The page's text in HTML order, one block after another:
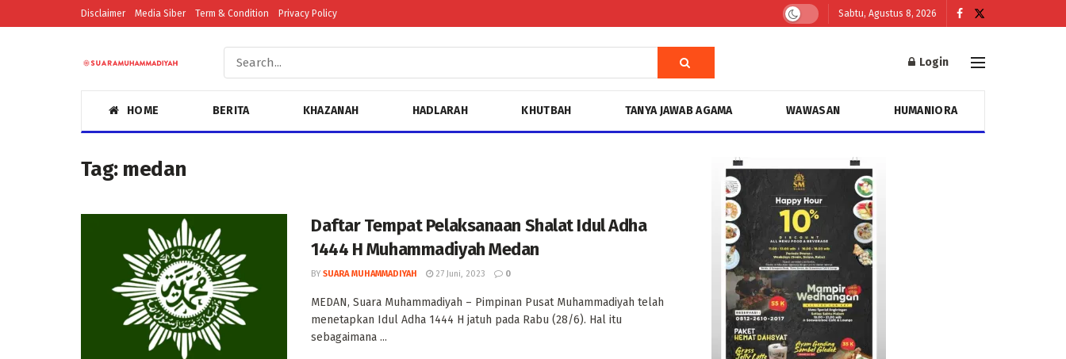
Disclaimer Media Siber Term & Condition Privacy Policy Sabtu, Agustus 8, 2026
Login
HOME BERITA KHAZANAH HADLARAH KHUTBAH TANYA JAWAB AGAMA WAWASAN HUMANIORA
Tag: medan
Daftar Tempat Pelaksanaan Shalat Idul Adha
1444 H Muhammadiyah Medan
BY SUARA MUHAMMADIYAH 27 Juni, 2023 0
MEDAN, Suara Muhammadiyah – Pimpinan Pusat Muhammadiyah telah
menetapkan Idul Adha 1444 H jatuh pada Rabu (28/6). Hal itu
sebagaimana ...